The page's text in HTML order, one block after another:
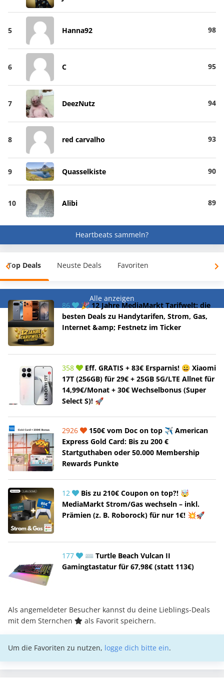
5 Hanna92 98
6 C 95
7 DeezNutz 94
8 red carvalho 93
9 Quasselkiste 90
10 Alibi 89
Heartbeats sammeln?
Top Deals Neuste Deals Favoriten
Alle anzeigen
86
🎉 12 Jahre MediaMarkt Tarifwelt: die
besten Deals zu Handytarifen, Strom, Gas,
Internet &amp; Festnetz im Ticker
358
Eff. GRATIS + 83€ Ersparnis! 😀 Xiaomi
17T (256GB) für 29€ + 25GB 5G/LTE Allnet für
14,99€/Monat + 30€ Wechselbonus (Super
Select S)! 🚀
2926
150€ vom Doc on top ✈️ American
Express Gold Card: Bis zu 200 €
Startguthaben oder 50.000 Membership
Rewards Punkte
12
Bis zu 210€ Coupon on top?! 🤯
MediaMarkt Strom/Gas wechseln – inkl.
Prämien (z. B. Roborock) für nur 1€! 💥🚀
177
⌨️ Turtle Beach Vulcan II
Gamingtastatur für 67,98€ (statt 113€)
Als angemeldeter Besucher kannst du deine Lieblings-Deals
mit dem Sternchen
als Favorit speichern.
Um die Favoriten zu nutzen, logge dich bitte ein.